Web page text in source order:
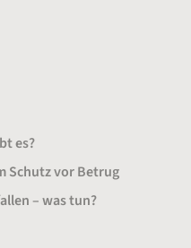
es?
Schutz vor Betrug
– was tun?